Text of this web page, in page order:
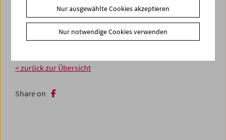
< zurück zur Übersicht
Share on
Nur ausgewählte Cookies akzeptieren
Nur notwendige Cookies verwenden